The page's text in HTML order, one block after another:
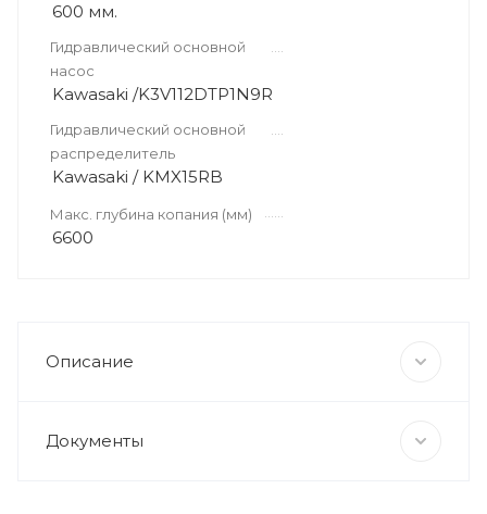
600 мм.
Гидравлический основной
насос
Kawasaki /K3V112DTP1N9R
Гидравлический основной
распределитель
Kawasaki / KMX15RB
Макс. глубина копания (мм)
6600
Описание
Документы